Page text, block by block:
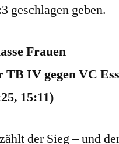
geschlagen geben.
Frauen
TB IV gegen VC
15:11)
der Sieg – und